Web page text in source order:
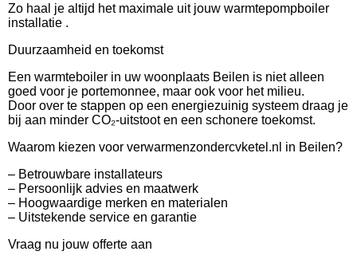
Zo haal je altijd het maximale uit jouw warmtepompboiler
installatie .
Duurzaamheid en toekomst
Een warmteboiler in uw woonplaats Beilen is niet alleen
goed voor je portemonnee, maar ook voor het milieu.
Door over te stappen op een energiezuinig systeem draag je
bij aan minder CO₂-uitstoot en een schonere toekomst.
Waarom kiezen voor verwarmenzondercvketel.nl in Beilen?
– Betrouwbare installateurs
– Persoonlijk advies en maatwerk
– Hoogwaardige merken en materialen
– Uitstekende service en garantie
Vraag nu jouw offerte aan